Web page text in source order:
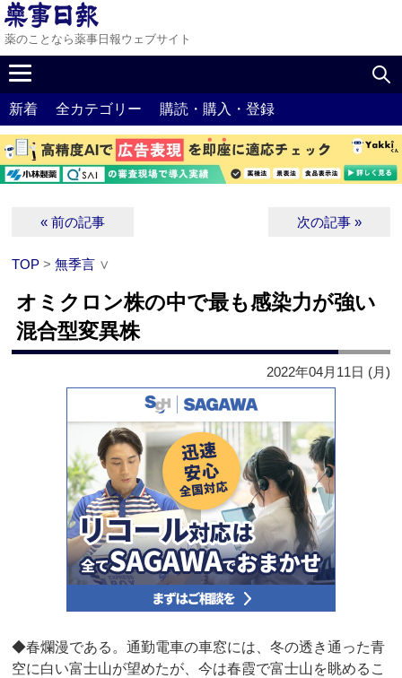
薬のことなら薬事日報ウェブサイト
新着 全カテゴリー 購読・購入・登録
« 前の記事 次の記事 »
TOP >無季言 ∨
オミクロン株の中で最も感染力が強い
混合型変異株
2022年04月11日 (月)
◆春爛漫である。通勤電車の車窓には、冬の透き通った青
空に白い富士山が望めたが、今は春霞で富士山を眺めるこ